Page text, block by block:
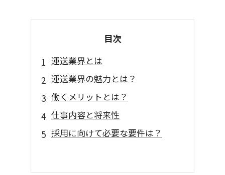
目次
運送業界とは
運送業界の魅力とは？
働くメリットとは？
仕事内容と将来性
採用に向けて必要な要件は？